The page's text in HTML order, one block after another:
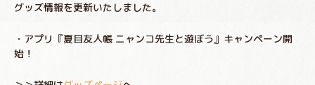
グッズ情報を更新いたしました。
・アプリ『夏目友人帳 ニャンコ先生と遊ぼう』キャンペーン開
始！